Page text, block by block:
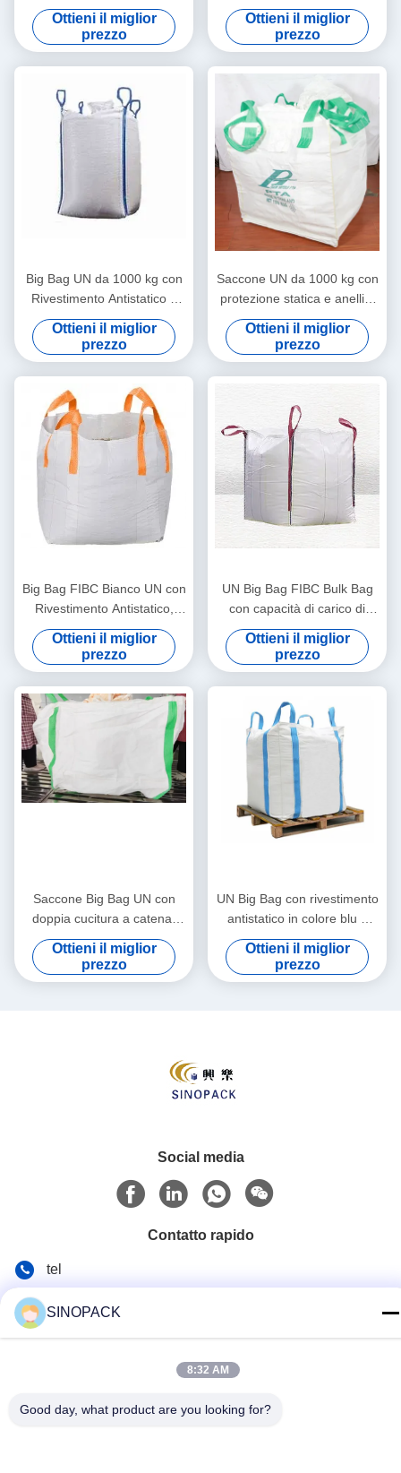
cucitura a catena e
protezione antistatica per
imballaggi sfusi sicuri
Ottieni il miglior
prezzo
doppia catena e colore del
passante blu per una
movimentazione sicura dei
materiali
Ottieni il miglior
prezzo
Big Bag UN da 1000 kg con
Rivestimento Antistatico e
Doppia Cucitura per
Trasporto Sicuro per Carichi
Pesanti
Ottieni il miglior
prezzo
Saccone UN da 1000 kg con
protezione statica e anelli a
croce per il trasporto sicuro
di materiali pericolosi
Ottieni il miglior
prezzo
Big Bag FIBC Bianco UN con
Rivestimento Antistatico,
Capacità di Carico 1000kg e
Anelli a Croce per Trasporto
Pesante
Ottieni il miglior
prezzo
UN Big Bag FIBC Bulk Bag
con capacità di carico di
1000 kg rivestimento
antistatico e 4 anelli per il
trasporto sicuro
Ottieni il miglior
prezzo
Saccone Big Bag UN con
doppia cucitura a catena,
con deflettori e capacità di
1000 kg per il trasporto
industriale di materiali sfusi
Ottieni il miglior
prezzo
UN Big Bag con rivestimento
antistatico in colore blu e
capacità di carico di 1000 kg
per un trasporto sicuro
Ottieni il miglior
prezzo
Social media
Contatto rapido
tel
Palazzo di RM.1607 Zhenghong, no. 38 Hongwu RD,
SINOPACK
8:32 AM
Good day, what product are you looking for?